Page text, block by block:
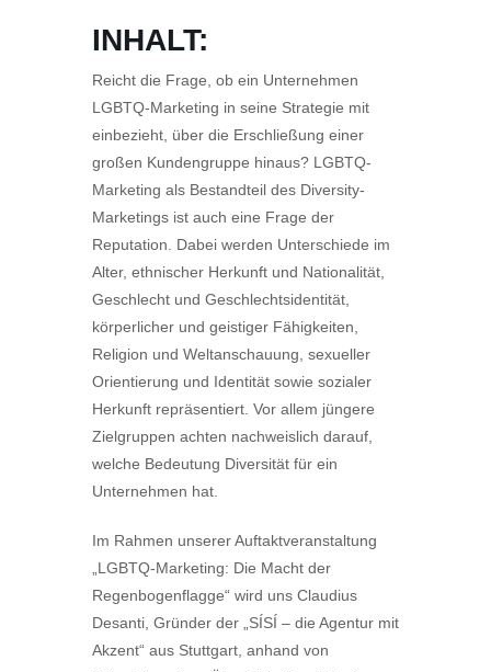
INHALT:
Reicht die Frage, ob ein Unternehmen
LGBTQ-Marketing in seine Strategie mit
einbezieht, über die Erschließung einer
großen Kundengruppe hinaus? LGBTQ-
Marketing als Bestandteil des Diversity-
Marketings ist auch eine Frage der
Reputation. Dabei werden Unterschiede im
Alter, ethnischer Herkunft und Nationalität,
Geschlecht und Geschlechtsidentität,
körperlicher und geistiger Fähigkeiten,
Religion und Weltanschauung, sexueller
Orientierung und Identität sowie sozialer
Herkunft repräsentiert. Vor allem jüngere
Zielgruppen achten nachweislich darauf,
welche Bedeutung Diversität für ein
Unternehmen hat.
Im Rahmen unserer Auftaktveranstaltung
„LGBTQ-Marketing: Die Macht der
Regenbogenflagge“ wird uns Claudius
Desanti, Gründer der „SÍSÍ – die Agentur mit
Akzent“ aus Stuttgart, anhand von